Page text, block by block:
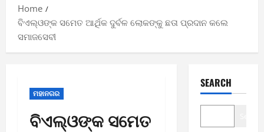
Home
ବିଏଲ୍‌ଓଙ୍କ ସମେତ ଆର୍ଥିକ ଦୁର୍ବଳ ଲୋକଙ୍କୁ ଛତା ପ୍ରଦାନ କଲେ
ସମାଜସେବୀ
ମହାନଗର
ବିଏଲ୍‌ଓଙ୍କ ସମେତ
SEARCH